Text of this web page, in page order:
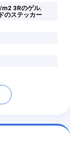
3Rのゲル,
のステッカー